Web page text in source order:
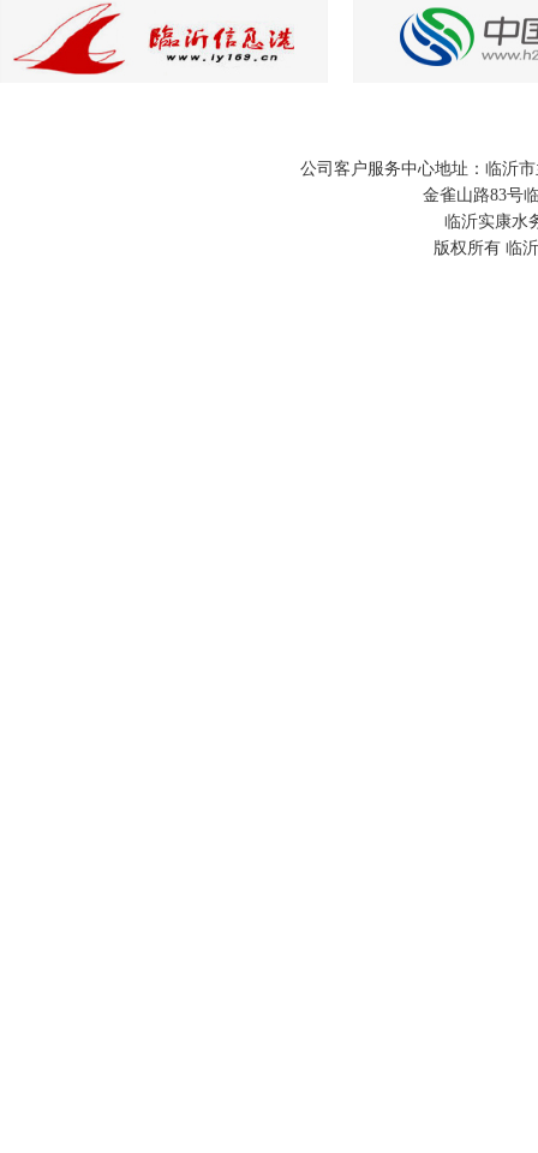
公司客户服务中心地址：临沂
金雀山路83号
临沂实康水
版权所有 临